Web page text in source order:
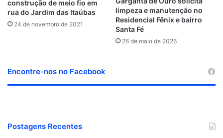
construção de meio fio em
rua do Jardim das Itaúbas
24 de novembro de 2021
limpeza e manutenção no
Residencial Fênix e bairro
Santa Fé
26 de maio de 2026
Encontre-nos no Facebook
Postagens Recentes